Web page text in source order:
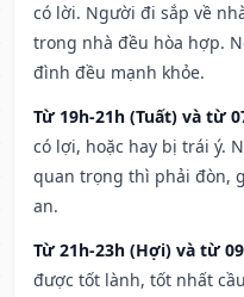
có lời. Người đi sắp về
trong nhà đều hòa hợp.
đình đều mạnh khỏe.
Từ 19h-21h (Tuất) và từ
có lợi, hoặc hay bị trái ý.
quan trọng thì phải đòn,
an.
Từ 21h-23h (Hợi) và từ
được tốt lành, tốt nhất